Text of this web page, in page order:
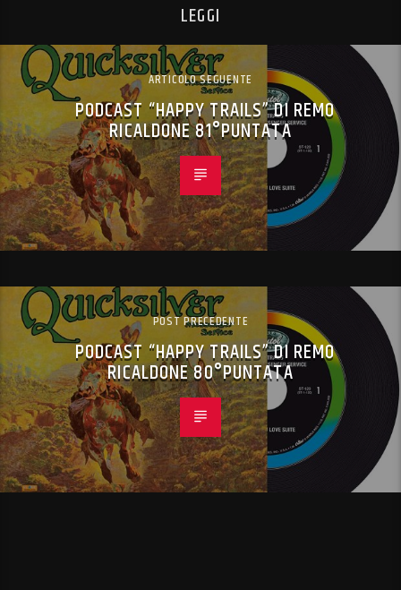
LEGGI
ARTICOLO SEGUENTE
PODCAST “HAPPY TRAILS” DI REMO
RICALDONE 81°PUNTATA
POST PRECEDENTE
PODCAST “HAPPY TRAILS” DI REMO
RICALDONE 80°PUNTATA